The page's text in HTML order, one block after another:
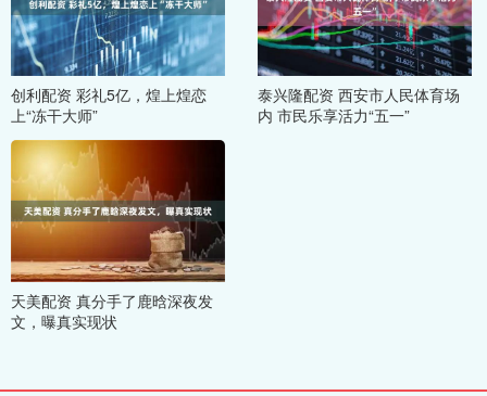
创利配资 彩礼5亿，煌上煌恋
上“冻干大师”
泰兴隆配资 西安市人民体育场
内 市民乐享活力“五一”
天美配资 真分手了鹿晗深夜发
文，曝真实现状